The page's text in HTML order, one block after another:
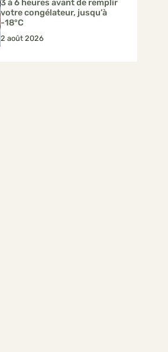
3 à 6 heures avant de remplir
votre congélateur, jusqu’à
-18°C
2 août 2026